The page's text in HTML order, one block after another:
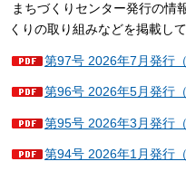
まちづくりセンター発行の情
くりの取り組みなどを掲載して
第97号 2026年7月発行
第96号 2026年5月発行
第95号 2026年3月発行
第94号 2026年1月発行